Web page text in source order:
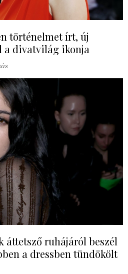
történelmet írt, új
divatvilág ikonja
áttetsző ruhájáról beszél
a dressben tündökölt